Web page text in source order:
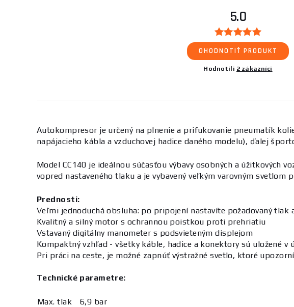
5.0
OHODNOTIŤ PRODUKT
Hodnotili 2 zákazníci
Autokompresor je určený na plnenie a prifukovanie pneumatík
napájacieho kábla a vzduchovej hadice daného modelu), ďalej
Model CC140 je ideálnou súčasťou výbavy osobných a úžitkových
vopred nastaveného tlaku a je vybavený veľkým varovným svetlom
Prednosti:
Veľmi jednoduchá obsluha: po pripojení nastavíte požadovaný
Kvalitný a silný motor s ochrannou poistkou proti prehriatiu
Vstavaný digitálny manometer s podsvieteným displejom
Kompaktný vzhľad - všetky káble, hadice a konektory sú uložené
Pri práci na ceste, je možné zapnúť výstražné svetlo, ktoré
Technické parametre:
Max. tlak
6,9 bar